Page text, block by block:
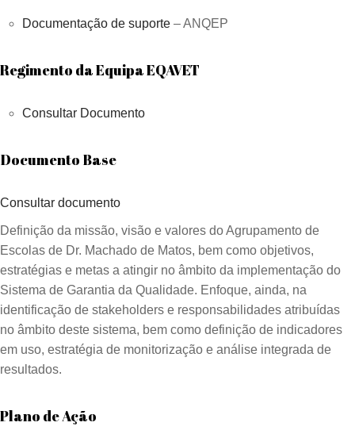
Documentação de suporte – ANQEP
Regimento da Equipa EQAVET
Consultar Documento
Documento Base
Consultar documento
Definição da missão, visão e valores do Agrupamento de
Escolas de Dr. Machado de Matos, bem como objetivos,
estratégias e metas a atingir no âmbito da implementação do
Sistema de Garantia da Qualidade. Enfoque, ainda, na
identificação de stakeholders e responsabilidades atribuídas
no âmbito deste sistema, bem como definição de indicadores
em uso, estratégia de monitorização e análise integrada de
resultados.
Plano de Ação